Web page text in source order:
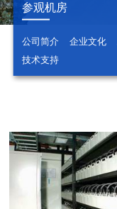
目
建
值
公
价
付
系
参观机房
公司简介 企业文化
技术支持